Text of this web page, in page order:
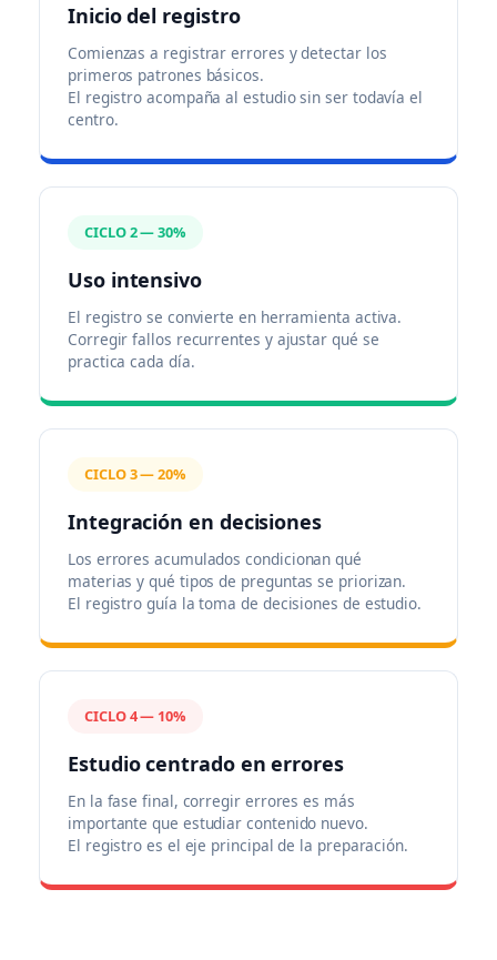
Inicio del registro
Comienzas a registrar errores y detectar los
primeros patrones básicos.
El registro acompaña al estudio sin ser todavía el
centro.
CICLO 2 — 30%
Uso intensivo
El registro se convierte en herramienta activa.
Corregir fallos recurrentes y ajustar qué se
practica cada día.
CICLO 3 — 20%
Integración en decisiones
Los errores acumulados condicionan qué
materias y qué tipos de preguntas se priorizan.
El registro guía la toma de decisiones de estudio.
CICLO 4 — 10%
Estudio centrado en errores
En la fase final, corregir errores es más
importante que estudiar contenido nuevo.
El registro es el eje principal de la preparación.